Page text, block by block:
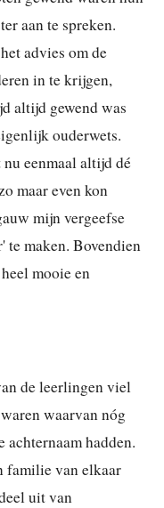
aan te spreken.
advies om de
in te krijgen,
altijd gewend was
ouderwets.
eenmaal altijd dé
maar even kon
mijn vergeefse
te maken. Bovendien
mooie en
de leerlingen viel
waarvan nóg
achternaam hadden.
familie van elkaar
uit van